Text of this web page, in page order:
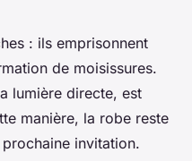
: ils emprisonnent
de moisissures.
lumière directe, est
manière, la robe reste
invitation.